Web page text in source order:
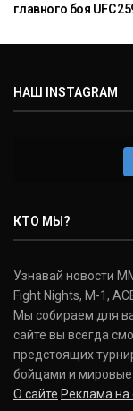
главного боя UFC
НАШ INSTAGRAM
КТО МЫ?
Узнавай новости
Fight Nights, M-1,
Мы собираем для
сайте вы всегда
предстоящих
бойцами и мировые
О сайте Реклама на